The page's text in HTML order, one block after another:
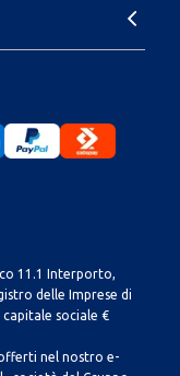
11.1 Interporto,
delle Imprese di
capitale sociale €
nel nostro e-